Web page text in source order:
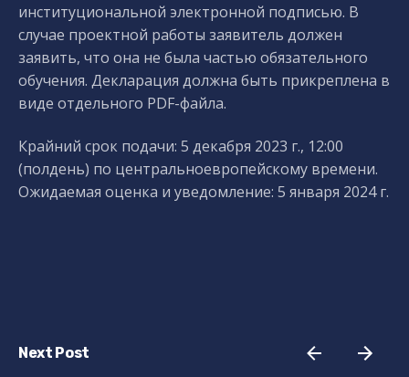
институциональной электронной подписью. В
случае проектной работы заявитель должен
заявить, что она не была частью обязательного
обучения. Декларация должна быть прикреплена в
виде отдельного PDF-файла.
Крайний срок подачи: 5 декабря 2023 г., 12:00
(полдень) по центральноевропейскому времени.
Ожидаемая оценка и уведомление: 5 января 2024 г.
Next Post